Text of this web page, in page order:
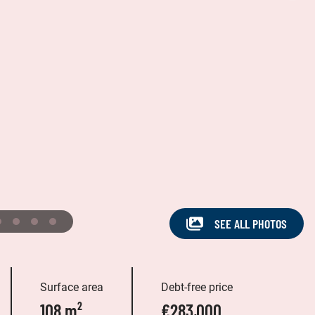
SEE ALL PHOTOS
Surface area
108 m²
Debt-free price
€283,000